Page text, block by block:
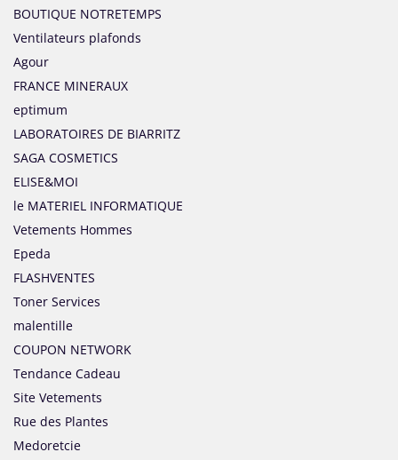
BOUTIQUE NOTRETEMPS
Ventilateurs plafonds
Agour
FRANCE MINERAUX
eptimum
LABORATOIRES DE BIARRITZ
SAGA COSMETICS
ELISE&MOI
le MATERIEL INFORMATIQUE
Vetements Hommes
Epeda
FLASHVENTES
Toner Services
malentille
COUPON NETWORK
Tendance Cadeau
Site Vetements
Rue des Plantes
Medoretcie